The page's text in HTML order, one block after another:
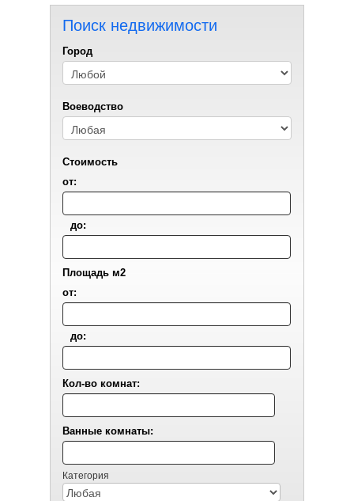
Поиск недвижимости
Город
Воеводствo
Стоимость
от:
до:
Площадь м2
от:
до:
Кол-во комнат:
Ванные комнаты:
Категория